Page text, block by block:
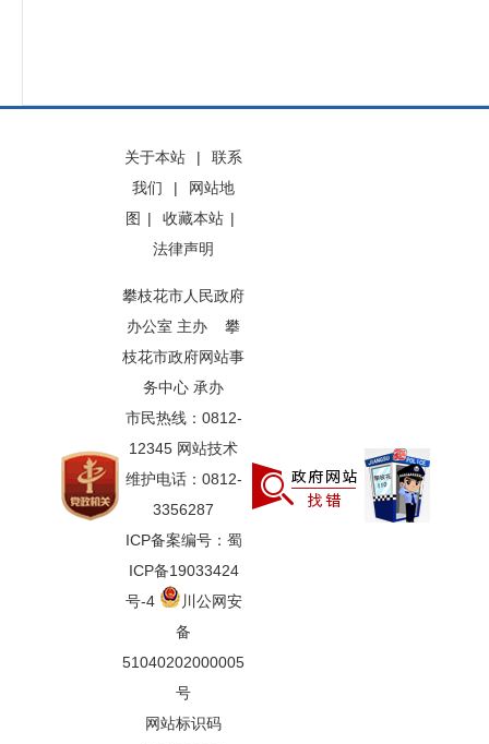
关于本站 |
联系
我们
|
网站地
图 | 收藏本站 |
法律声明
攀枝花市人民政府
办公室 主办 攀
枝花市政府网站事
务中心 承办
市民热线：0812-
12345 网站技术
维护电话：0812-
3356287
ICP备案编号：蜀
ICP备19033424
号-4
川公网安
备
51040202000005
号
网站标识码